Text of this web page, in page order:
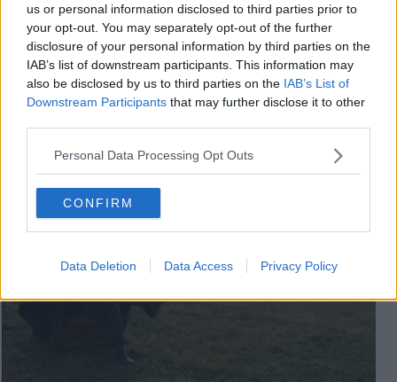
us or personal information disclosed to third parties prior to
your opt-out. You may separately opt-out of the further
disclosure of your personal information by third parties on the
IAB’s list of downstream participants. This information may
also be disclosed by us to third parties on the IAB’s List of
Downstream Participants that may further disclose it to other
Personal Data Processing Opt Outs
CONFIRM
Data Deletion Data Access Privacy Policy
Videogallery